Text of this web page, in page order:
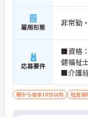
雇用形態 非常勤
応募要件
■資格
健福祉
■介護
駅から徒歩10分以内 社会保